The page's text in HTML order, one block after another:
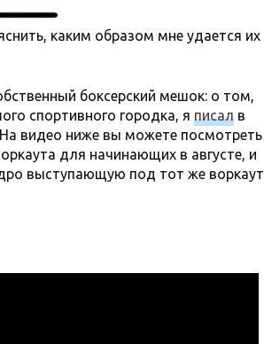
каким образом мне удается их
боксерский мешок: о том,
спортивного городка, я писал в
видео ниже вы можете посмотреть
для начинающих в августе, и
выступающую под тот же воркаут